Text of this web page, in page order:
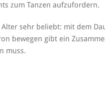
zum Tanzen aufzufordern.
sehr beliebt: mit dem
bewegen gibt ein
muss.